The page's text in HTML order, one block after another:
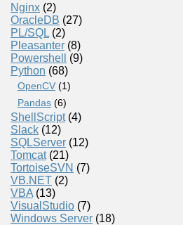
Nginx (2)
OracleDB (27)
PL/SQL (2)
Pleasanter (8)
Powershell
(9)
Python (68)
OpenCV (1)
Pandas (6)
ShellScript(4)
Slack (12)
SQLServer (12)
Tomcat(21)
TortoiseSVN (7)
VB.NET (2)
VBA (13)
VisualStudio (7)
Windows Server (18)